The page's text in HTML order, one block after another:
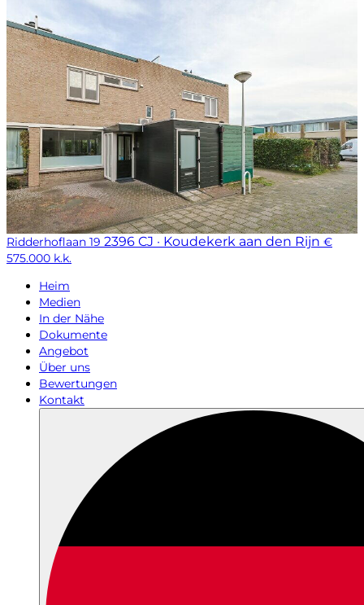
Ridderhoflaan 19 2396 CJ · Koudekerk aan den Rijn €
575.000 k.k.
Heim
Medien
In der Nähe
Dokumente
Angebot
Über uns
Bewertungen
Kontakt